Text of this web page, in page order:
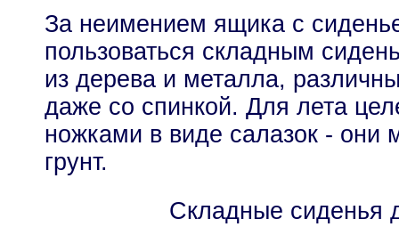
За неимением ящика с
пользоваться складным
из дерева и металла,
даже со спинкой. Для лета
ножками в виде салазок - они
грунт.
Складные сиденья